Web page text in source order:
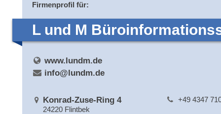
Firmenprofil für:
L und M
www.lundm.de
info@lundm.de
Konrad-Zuse-Ring 4
24220 Flintbek
+49 4347